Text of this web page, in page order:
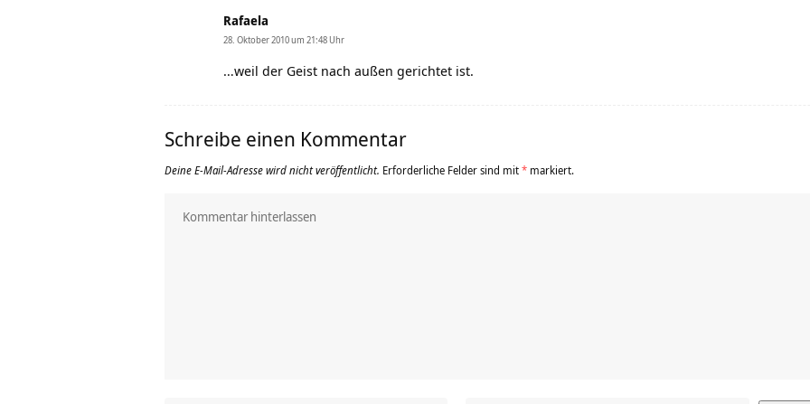
Rafaela
28. Oktober 2010 um 21:48 Uhr
…weil der Geist nach außen gerichtet ist.
Schreibe einen Kommentar
Deine E-Mail-Adresse wird nicht veröffentlicht. Erforderliche Felder sind mit* markiert.